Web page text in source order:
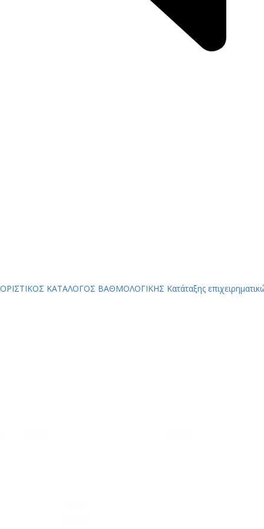
ΟΡΙΣΤΙΚΟΣ ΚΑΤΑΛΟΓΟΣ ΒΑΘΜΟΛΟΓΙΚΗΣ Κατάταξης